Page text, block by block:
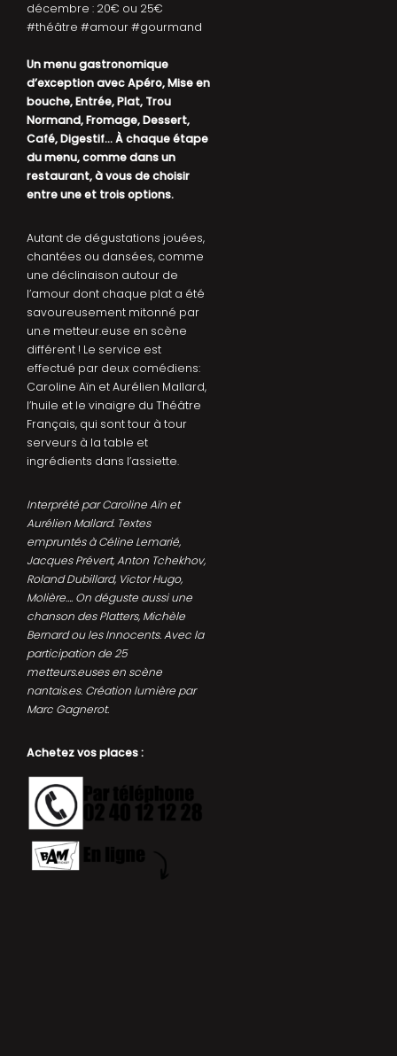
décembre : 20€ ou 25€
#théâtre #amour #gourmand
Un menu gastronomique
d’exception avec Apéro, Mise en
bouche, Entrée, Plat, Trou
Normand, Fromage, Dessert,
Café, Digestif… À chaque étape
du menu, comme dans un
restaurant, à vous de choisir
entre une et trois options.
Autant de dégustations jouées,
chantées ou dansées, comme
une déclinaison autour de
l’amour dont chaque plat a été
savoureusement mitonné par
un.e metteur.euse en scène
différent ! Le service est
effectué par deux comédiens:
Caroline Aïn et Aurélien Mallard,
l’huile et le vinaigre du Théâtre
Français, qui sont tour à tour
serveurs à la table et
ingrédients dans l’assiette.
Interprété par Caroline Aïn et
Aurélien Mallard. Textes
empruntés à Céline Lemarié,
Jacques Prévert, Anton Tchekhov,
Roland Dubillard, Victor Hugo,
Molière…. On déguste aussi une
chanson des Platters, Michèle
Bernard ou les Innocents. Avec la
participation de 25
metteurs.euses en scène
nantais.es. Création lumière par
Marc Gagnerot.
Achetez vos places :